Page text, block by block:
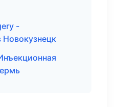
-
Новокузнецк